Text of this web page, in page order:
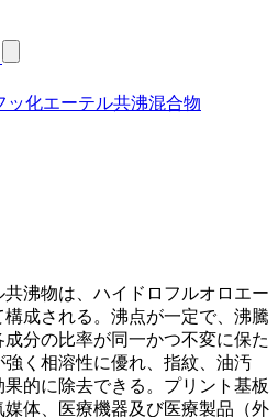
ッ化エーテル共沸混合物
沸物は、ハイドロフルオロエー
成される。沸点が一定で、沸騰
分の比率が同一かつ不変に保た
く相溶性に優れ、指紋、油汚
的に除去できる。プリント基板
体、医療機器及び医療製品（外